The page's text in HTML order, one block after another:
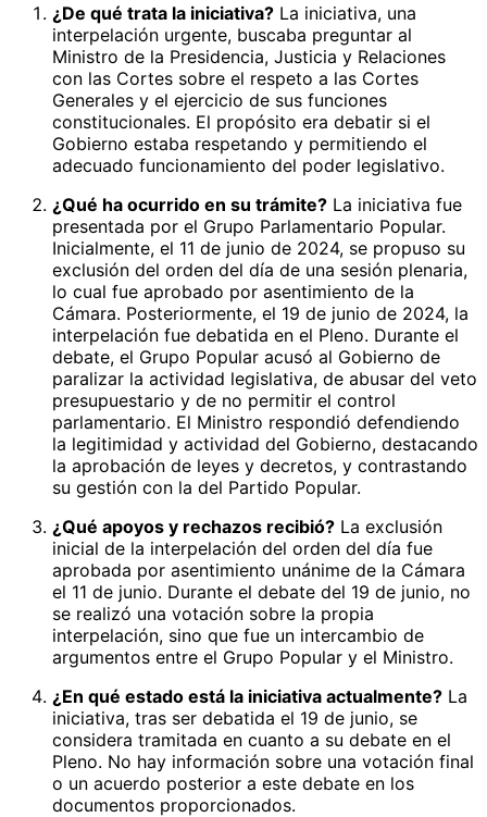
¿De qué trata la iniciativa? La iniciativa, una
interpelación urgente, buscaba preguntar al
Ministro de la Presidencia, Justicia y Relaciones
con las Cortes sobre el respeto a las Cortes
Generales y el ejercicio de sus funciones
constitucionales. El propósito era debatir si el
Gobierno estaba respetando y permitiendo el
adecuado funcionamiento del poder legislativo.
¿Qué ha ocurrido en su trámite? La iniciativa fue
presentada por el Grupo Parlamentario Popular.
Inicialmente, el 11 de junio de 2024, se propuso su
exclusión del orden del día de una sesión plenaria,
lo cual fue aprobado por asentimiento de la
Cámara. Posteriormente, el 19 de junio de 2024, la
interpelación fue debatida en el Pleno. Durante el
debate, el Grupo Popular acusó al Gobierno de
paralizar la actividad legislativa, de abusar del veto
presupuestario y de no permitir el control
parlamentario. El Ministro respondió defendiendo
la legitimidad y actividad del Gobierno, destacando
la aprobación de leyes y decretos, y contrastando
su gestión con la del Partido Popular.
¿Qué apoyos y rechazos recibió? La exclusión
inicial de la interpelación del orden del día fue
aprobada por asentimiento unánime de la Cámara
el 11 de junio. Durante el debate del 19 de junio, no
se realizó una votación sobre la propia
interpelación, sino que fue un intercambio de
argumentos entre el Grupo Popular y el Ministro.
¿En qué estado está la iniciativa actualmente? La
iniciativa, tras ser debatida el 19 de junio, se
considera tramitada en cuanto a su debate en el
Pleno. No hay información sobre una votación final
o un acuerdo posterior a este debate en los
documentos proporcionados.